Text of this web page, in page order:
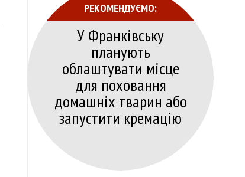
РЕКОМЕНДУЄМО:
У Франківську
планують
облаштувати місце
для поховання
домашніх тварин або
запустити кремацію